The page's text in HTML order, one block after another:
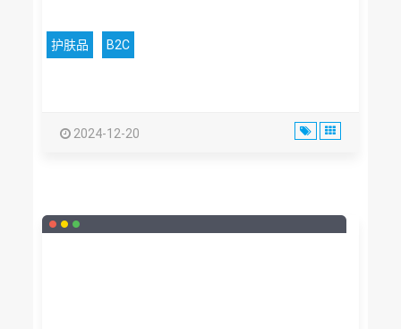
护肤品 B2C
2024-12-20